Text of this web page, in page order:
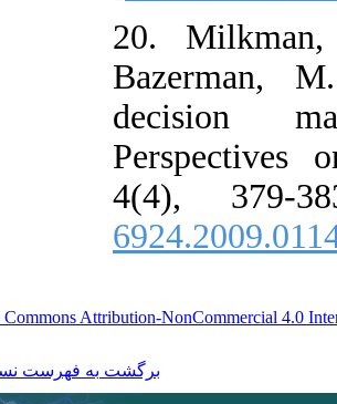
20.
Bazerman,
decision
Perspectives
4(4), 379-
Commons Attribution-NonCommercial 4.0
برگشت به فهرست